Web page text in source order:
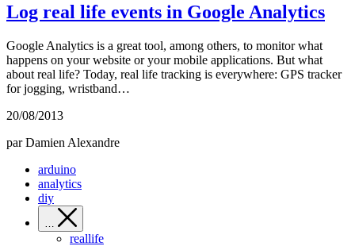
Log real life events in Google Analytics
Google Analytics is a great tool, among others, to monitor what
happens on your website or your mobile applications. But what
about real life? Today, real life tracking is everywhere: GPS tracker
for jogging, wristband…
20/08/2013
par Damien Alexandre
arduino
analytics
diy
reallife